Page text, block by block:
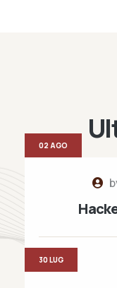
02 AGO
30 LUG